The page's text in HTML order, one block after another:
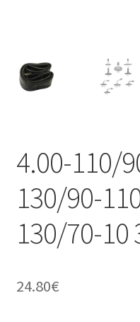
4.00-110/
130/90-
130/70-10
24.80€